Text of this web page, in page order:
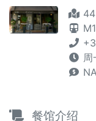
餐馆介绍